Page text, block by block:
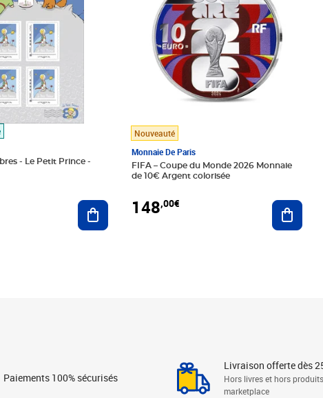
- Le Petit Prince -
Ajouter au panier
Nouveauté
Monnaie De Paris
FIFA – Coupe du Monde 2026 Monnaie
de 10€ Argent colorisée
148,00€
Paiements 100% sécurisés
Livraison offerte dès
Hors livres et hors produits
marketplace